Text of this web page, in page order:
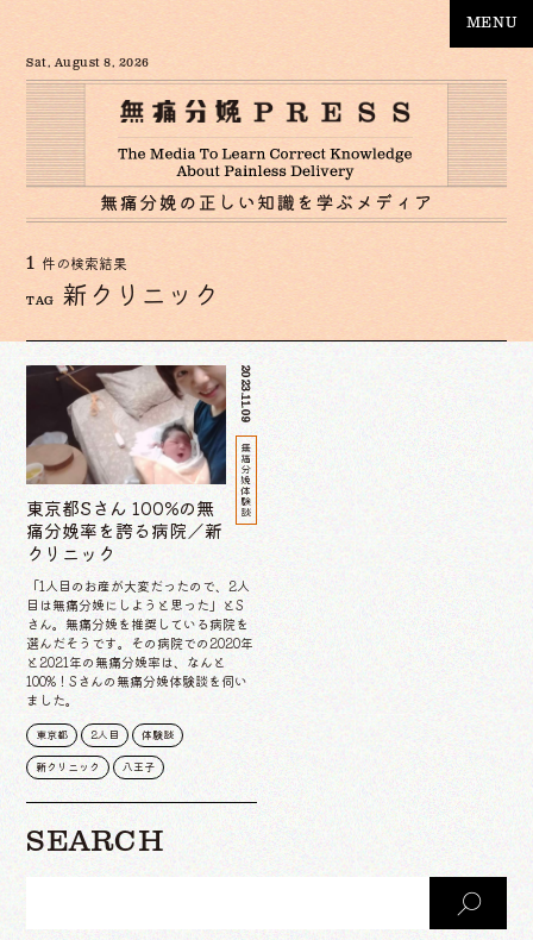
MENU
Sat, August 8, 2026
1 件の検索結果
TAG 新クリニック
2023.11.09
無痛分娩体験談
東京都Sさん 100%の無
痛分娩率を誇る病院／新
クリニック
「1人目のお産が大変だったので、2人
目は無痛分娩にしようと思った」とS
さん。無痛分娩を推奨している病院を
選んだそうです。その病院での2020年
と2021年の無痛分娩率は、なんと
100%！Sさんの無痛分娩体験談を伺い
ました。
東京都 2人目 体験談
新クリニック 八王子
SEARCH